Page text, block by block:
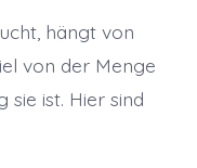
hängt von
von der Menge
sie ist. Hier sind